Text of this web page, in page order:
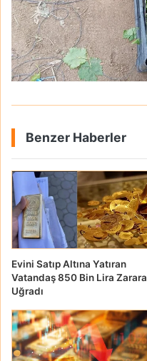
Benzer Haberler
Evini Satıp Altına Yatıran
Vatandaş 850 Bin Lira Zarara
Uğradı